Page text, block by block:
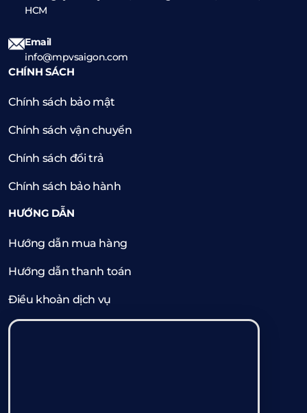
HCM
Email
info@mpvsaigon.com
CHÍNH SÁCH
Chính sách bảo mật
Chính sách vận chuyển
Chính sách đổi trả
Chính sách bảo hành
HƯỚNG DẪN
Hướng dẫn mua hàng
Hướng dẫn thanh toán
Điều khoản dịch vụ